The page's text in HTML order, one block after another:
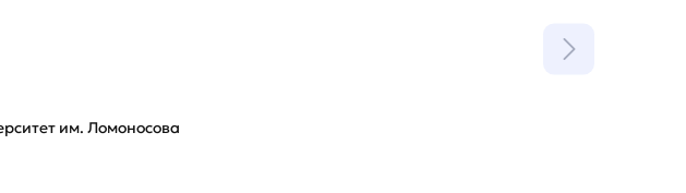
им. Ломоносова